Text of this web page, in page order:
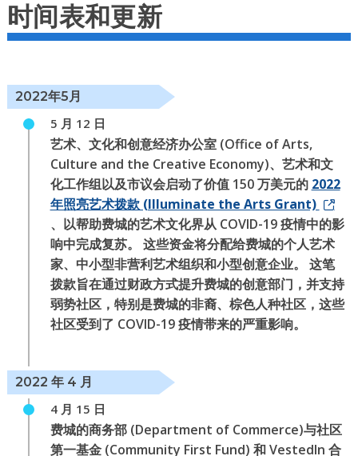
时间表和更新
2022年5月
5 月 12 日
艺术、文化和创意经济办公室 (Office of Arts,
Culture and the Creative Economy)、艺术和文
化工作组以及市议会启动了价值 150 万美元的 2022
年照亮艺术拨款 (Illuminate the Arts Grant)
、以帮助费城的艺术文化界从 COVID-19 疫情中的影
响中完成复苏。 这些资金将分配给费城的个人艺术
家、中小型非营利艺术组织和小型创意企业。 这笔
拨款旨在通过财政方式提升费城的创意部门，并支持
弱势社区，特别是费城的非裔、棕色人种社区，这些
社区受到了 COVID-19 疫情带来的严重影响。
2022 年 4 月
4 月 15 日
费城的商务部 (Department of Commerce)与社区
第一基金 (Community First Fund) 和 VestedIn 合